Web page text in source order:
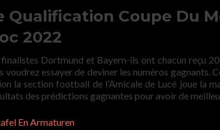
Qualification Coupe Du
2022
Dortmund et Bayern-ils ont chacun reçu
voudrez essayer de deviner les numéros gagnants.
la section football de l’Amicale de Lucé joue la
des prédictions gagnantes pour avoir de
En Armaturen